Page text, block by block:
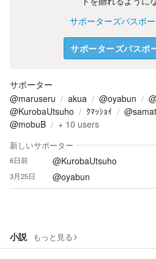
サポーターズパスポ
サポーターズパスポ
サポーター
@maruseru
akua @oyabun
@KurobaUtsuho
ｸﾏｯｼｮｲ
@mobuB
+ 10 users
新しいサポーター
6日前 @KurobaUtsuho
3月25日 @oyabun
小説 もっと見る